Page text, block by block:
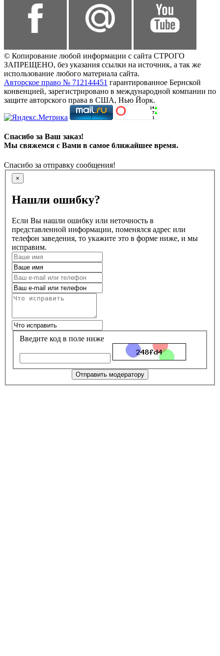
© Копирование любой информации с сайта СТРОГО
ЗАПРЕЩЕНО, без указания ссылки на источник, а так же
использование любого материала сайта.
Авторское право № 712144451 гарантированное Бернской
конвенцией, зарегистрировано в международной компании по
защите авторского права в США, Нью Йорк.
Спасибо за Ваш заказ!
Мы свяжемся с Вами в самое ближайшее время.
Спасибо за отправку сообщения!
×
Нашли ошибку?
Если Вы нашли ошибку или неточность в
представленной информации, поменялся адрес или
телефон заведения, то укажите это в форме ниже, и мы
исправим.
Введите код в поле ниже
Отправить модератору